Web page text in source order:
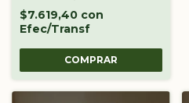
$7.619,40 con
Efec/Transf